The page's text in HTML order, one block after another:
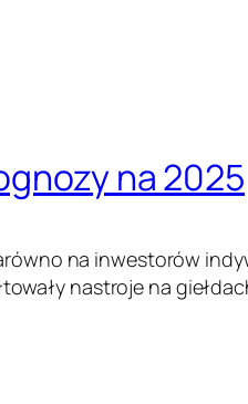
na 2025
na inwestorów
nastroje na